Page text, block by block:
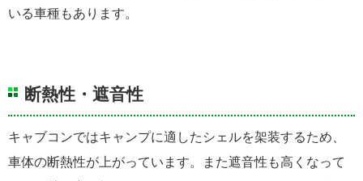
いる車種もあります。
断熱性・遮音性
キャブコンではキャンプに適したシェルを架装するため、
車体の断熱性が上がっています。また遮音性も高くなって